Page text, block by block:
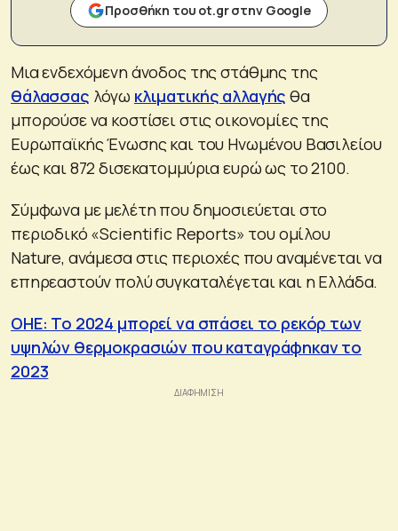
Προσθήκη του ot.gr στην Google
Μια ενδεχόμενη άνοδος της στάθμης της
θάλασσας λόγω κλιματικής αλλαγής θα
μπορούσε να κοστίσει στις οικονομίες της
Ευρωπαϊκής Ένωσης και του Ηνωμένου Βασιλείου
έως και 872 δισεκατομμύρια ευρώ ως το 2100.
Σύμφωνα με μελέτη που δημοσιεύεται στο
περιοδικό «Scientific Reports» του ομίλου
Nature, ανάμεσα στις περιοχές που αναμένεται να
επηρεαστούν πολύ συγκαταλέγεται και η Ελλάδα.
ΟΗΕ: Το 2024 μπορεί να σπάσει το ρεκόρ των
υψηλών θερμοκρασιών που καταγράφηκαν το
2023